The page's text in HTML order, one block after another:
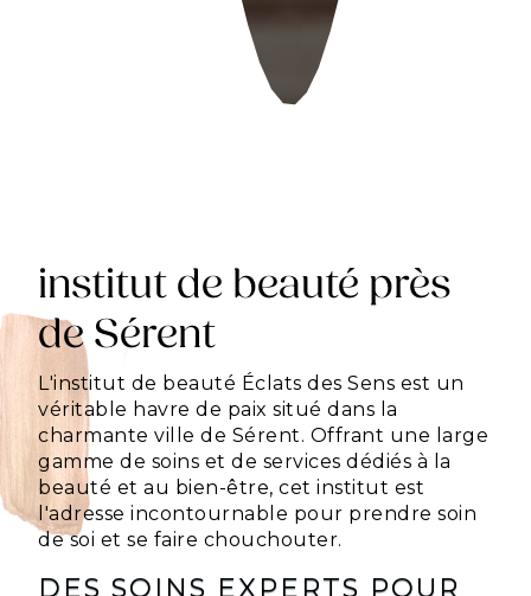
institut de beauté près
de Sérent
L'institut de beauté Éclats des Sens est un
véritable havre de paix situé dans la
charmante ville de Sérent. Offrant une large
gamme de soins et de services dédiés à la
beauté et au bien-être, cet institut est
l'adresse incontournable pour prendre soin
de soi et se faire chouchouter.
DES SOINS EXPERTS POUR